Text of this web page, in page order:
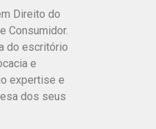
Direito do
Consumidor.
do escritório
e
expertise e
dos seus